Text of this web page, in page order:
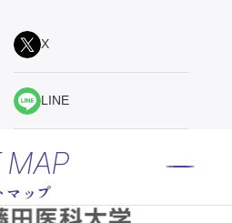
X
LINE
MAP
マップ